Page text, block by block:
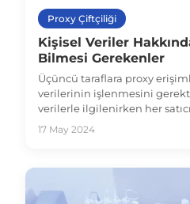
Proxy Çiftçiliği
Kişisel Veriler
Bilmesi Gerekenler
Üçüncü taraflara proxy
verilerinin işlenmesini
verilerle ilgilenirken her
bulundurması gereken
17 May 2024